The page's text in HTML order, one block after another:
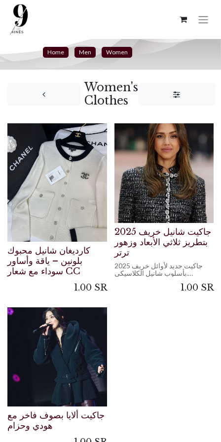
Home Men Women
Women's
Clothes
كارديغان شانيل محبوك
بلونين – ياقة وأساور
سوداء مع شعار CC
1.00 SR
جاكيت شانيل خريف 2025
بتطريز ثلاثي الأبعاد وزهور
ترتر
جاكيت جديد لأوائل خريف 2025
بأسلوب شانيل الكلاسيكي.
بتطريز يدوي بارز وزهور ترتر ثلاثية
1.00 SR
جاكيت ألايا بصوف فاخر مع
هودي وحزام